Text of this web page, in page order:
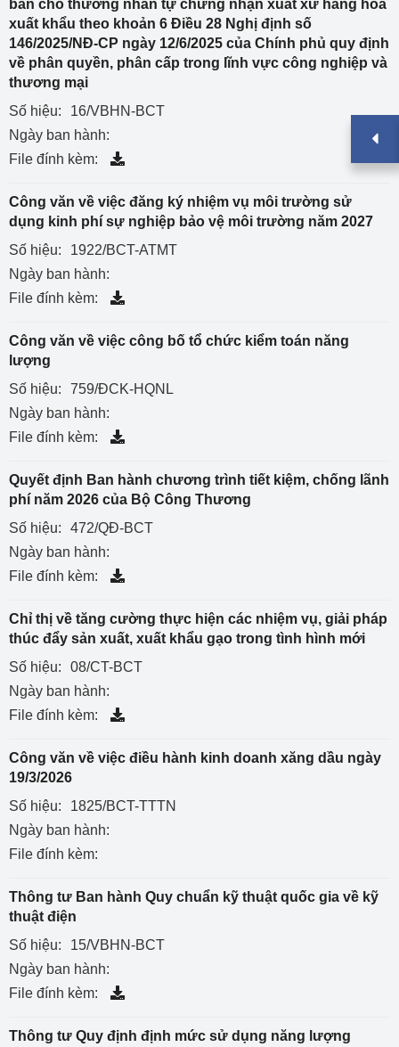
bản cho thương nhân tự chứng nhận xuất xứ hàng hóa
xuất khẩu theo khoản 6 Điều 28 Nghị định số
146/2025/NĐ-CP ngày 12/6/2025 của Chính phủ quy định
về phân quyền, phân cấp trong lĩnh vực công nghiệp và
thương mại
Số hiệu:
16/VBHN-BCT
Ngày ban hành:
File đính kèm:
Công văn về việc đăng ký nhiệm vụ môi trường sử
dụng kinh phí sự nghiệp bảo vệ môi trường năm 2027
Số hiệu:
1922/BCT-ATMT
Ngày ban hành:
File đính kèm:
Công văn về việc công bố tổ chức kiểm toán năng
lượng
Số hiệu:
759/ĐCK-HQNL
Ngày ban hành:
File đính kèm:
Quyết định Ban hành chương trình tiết kiệm, chống lãnh
phí năm 2026 của Bộ Công Thương
Số hiệu:
472/QĐ-BCT
Ngày ban hành:
File đính kèm:
Chỉ thị về tăng cường thực hiện các nhiệm vụ, giải pháp
thúc đẩy sản xuất, xuất khẩu gạo trong tình hình mới
Số hiệu:
08/CT-BCT
Ngày ban hành:
File đính kèm:
Công văn về việc điều hành kinh doanh xăng dầu ngày
19/3/2026
Số hiệu:
1825/BCT-TTTN
Ngày ban hành:
File đính kèm:
Thông tư Ban hành Quy chuẩn kỹ thuật quốc gia về kỹ
thuật điện
Số hiệu:
15/VBHN-BCT
Ngày ban hành:
File đính kèm:
Thông tư Quy định định mức sử dụng năng lượng